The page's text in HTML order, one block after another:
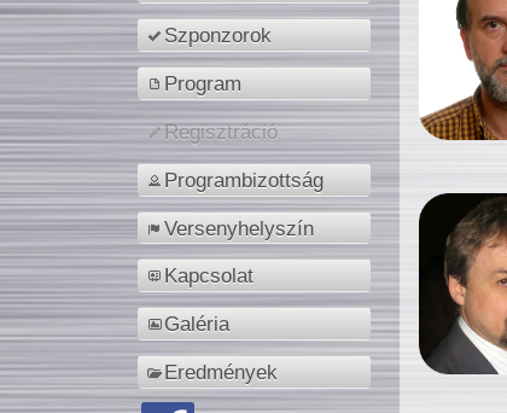
Szponzorok
Program
Regisztráció
Programbizottság
Versenyhelyszín
Kapcsolat
Galéria
Eredmények